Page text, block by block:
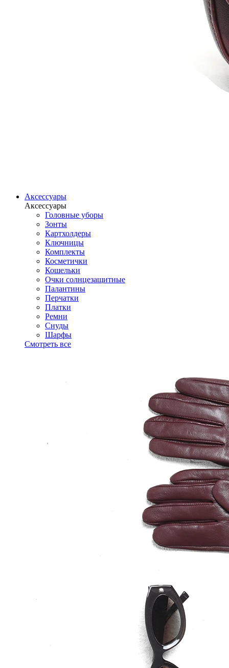
Аксессуары
Аксессуары
Головные уборы
Зонты
Картхолдеры
Ключницы
Комплекты
Косметички
Кошельки
Очки солнцезащитные
Палантины
Перчатки
Платки
Ремни
Снуды
Шарфы
Смотреть все